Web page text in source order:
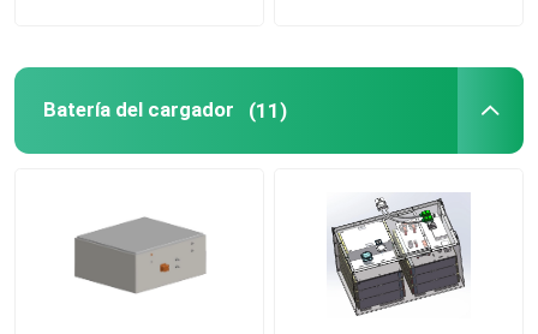
Batería del cargador (11)